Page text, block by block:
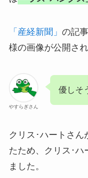
「産経新聞」 の記
様の画像が公開さ
やすらぎさん
優しそ
クリス･ハートさん
たため、クリス･ハ
ました。